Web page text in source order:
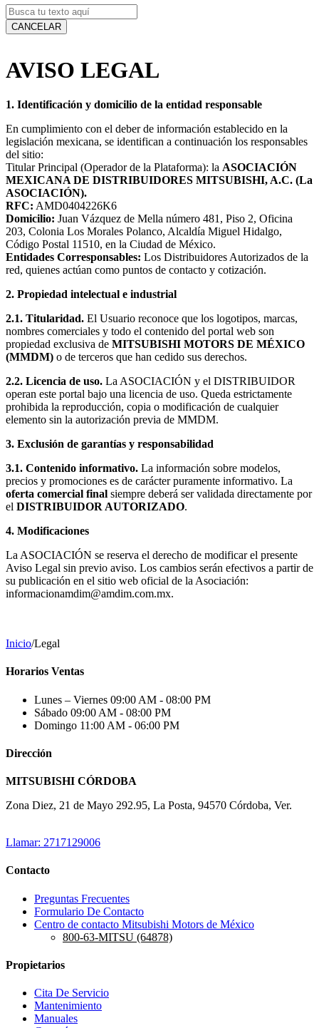
CANCELAR
AVISO LEGAL
1. Identificación y domicilio de la entidad responsable
En cumplimiento con el deber de información establecido en la
legislación mexicana, se identifican a continuación los responsables
del sitio:
Titular Principal (Operador de la Plataforma): la ASOCIACIÓN
MEXICANA DE DISTRIBUIDORES MITSUBISHI, A.C. (La
ASOCIACIÓN).
RFC: AMD0404226K6
Domicilio: Juan Vázquez de Mella número 481, Piso 2, Oficina
203, Colonia Los Morales Polanco, Alcaldía Miguel Hidalgo,
Código Postal 11510, en la Ciudad de México.
Entidades Corresponsables: Los Distribuidores Autorizados de la
red, quienes actúan como puntos de contacto y cotización.
2. Propiedad intelectual e industrial
2.1. Titularidad. El Usuario reconoce que los logotipos, marcas,
nombres comerciales y todo el contenido del portal web son
propiedad exclusiva de MITSUBISHI MOTORS DE MÉXICO
(MMDM) o de terceros que han cedido sus derechos.
2.2. Licencia de uso. La ASOCIACIÓN y el DISTRIBUIDOR
operan este portal bajo una licencia de uso. Queda estrictamente
prohibida la reproducción, copia o modificación de cualquier
elemento sin la autorización previa de MMDM.
3. Exclusión de garantías y responsabilidad
3.1. Contenido informativo. La información sobre modelos,
precios y promociones es de carácter puramente informativo. La
oferta comercial final siempre deberá ser validada directamente por
el DISTRIBUIDOR AUTORIZADO.
4. Modificaciones
La ASOCIACIÓN se reserva el derecho de modificar el presente
Aviso Legal sin previo aviso. Los cambios serán efectivos a partir de
su publicación en el sitio web oficial de la Asociación:
informacionamdim@amdim.com.mx.
Inicio/Legal
Horarios Ventas
Lunes – Viernes 09:00 AM - 08:00 PM
Sábado 09:00 AM - 08:00 PM
Domingo 11:00 AM - 06:00 PM
Dirección
MITSUBISHI CÓRDOBA
Zona Diez, 21 de Mayo 292.95, La Posta, 94570 Córdoba, Ver.
Llamar: 2717129006
Contacto
Preguntas Frecuentes
Formulario De Contacto
Centro de contacto Mitsubishi Motors de México
800-63-MITSU (64878)
Propietarios
Cita De Servicio
Mantenimiento
Manuales